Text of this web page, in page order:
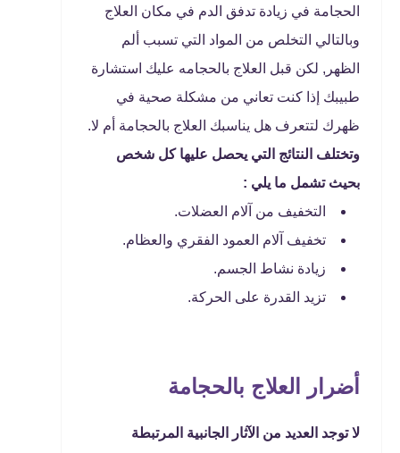
الحجامة في زيادة تدفق الدم في مكان العلاج
وبالتالي التخلص من المواد التي تسبب ألم
الظهر, لكن قبل العلاج بالحجامه عليك استشارة
طبيبك إذا كنت تعاني من مشكلة صحية في
ظهرك لتتعرف هل يناسبك العلاج بالحجامة أم لا.
وتختلف النتائج التي يحصل عليها كل شخص
بحيث تشمل ما يلي :
التخفيف من آلام العضلات.
تخفيف آلام العمود الفقري والعظام.
زيادة نشاط الجسم.
تزيد القدرة على الحركة.
أضرار العلاج بالحجامة
لا توجد العديد من الآثار الجانبية المرتبطة